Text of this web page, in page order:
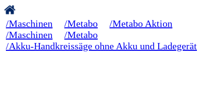
/Maschinen /Metabo
/Metabo Aktion
/Maschinen
/Metabo
/Akku-Handkreissäge ohne Akku und Ladegerät